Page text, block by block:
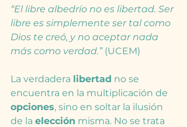
“El libre albedrío no es libertad. Ser
libre es simplemente ser tal como
Dios te creó, y no aceptar nada
más como verdad.” (UCEM)
La verdadera libertad no se
encuentra en la multiplicación de
opciones, sino en soltar la ilusión
de la elección misma. No se trata